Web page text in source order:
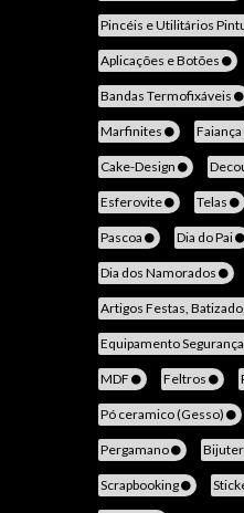
Pincéis e Utilitários
Aplicações e Botões
Bandas Termofixáveis
Marfinites Faiança
Cake-Design
Esferovite Telas
Pascoa Dia do Pai
Dia dos Namorados
Artigos Festas,
Equipamento Segurança
MDF Feltros
Pó ceramico (Gesso)
Pergamano
Scrapbooking